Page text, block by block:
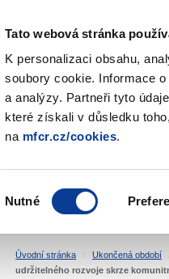
Tato webová stránka
K personalizaci obsahu,
soubory cookie. Informace
a analýzy. Partneři tyto
které získali v důsledku
na mfcr.cz/cookies.
souhlasu
Nutné
Fondy EHP a
ŽIVOTNÍ PROSTŘEDÍ
Úvodní stránka Ukončená období
udržitelného rozvoje skrze